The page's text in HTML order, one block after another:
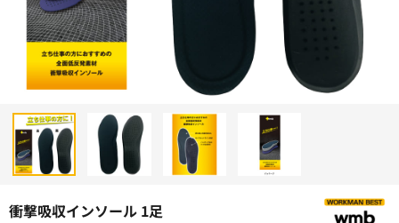
衝撃吸収インソール 1足